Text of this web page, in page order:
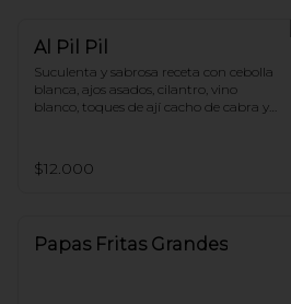
Al Pil Pil
Suculenta y sabrosa receta con cebolla
blanca, ajos asados, cilantro, vino
blanco, toques de ají cacho de cabra y
$12.000
Papas Fritas Grandes